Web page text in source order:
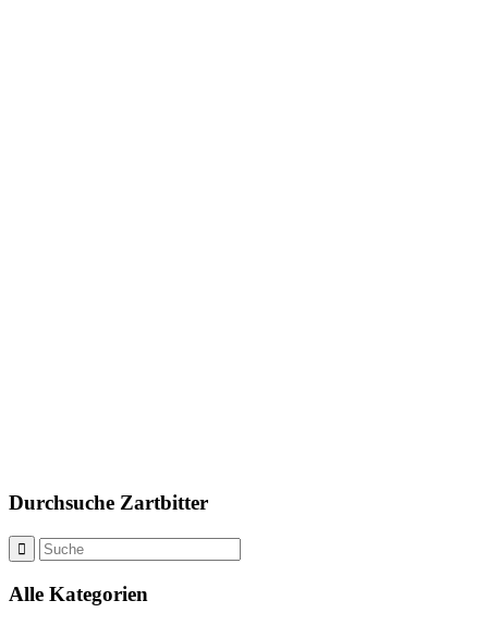
Durchsuche Zartbitter
Alle Kategorien